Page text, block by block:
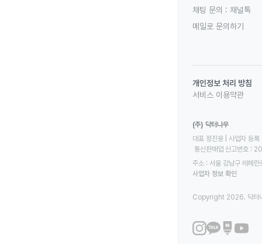
채팅 문의 : 채널톡
메일로 문의하기
개인정보 처리 방침
서비스 이용약관
(주) 닥터나우
대표 정진웅 | 사업자
통신판매업 신고번호
주소 : 서울 강남구 테헤
사업자 정보 확인
Copyright 2026. 닥터